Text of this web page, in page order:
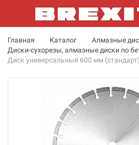
Главная Каталог
Алмазные
Диски-сухорезы, алмазные диски по
Диск универсальный 600 мм (стандарт)